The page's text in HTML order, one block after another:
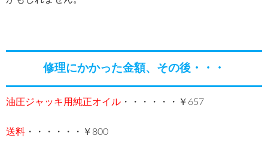
修理にかかった金額、その後・・・
油圧ジャッキ用純正オイル ・・・・・・￥657
送料 ・・・・・・￥800